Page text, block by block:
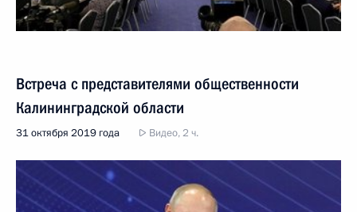
Встреча с представителями общественности
Калининградской области
31 октября 2019 года Видео, 2 ч.